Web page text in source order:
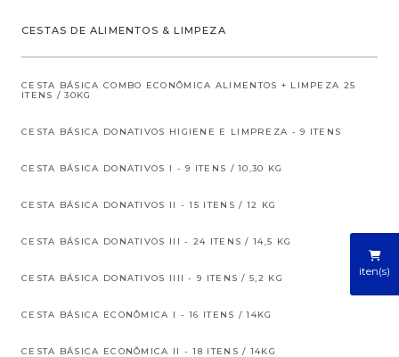
iten(s)
CESTAS DE ALIMENTOS & LIMPEZA
CESTA BÁSICA COMBO ECONÔMICA ALIMENTOS + LIMPEZA 25
ITENS / 30KG
CESTA BÁSICA DONATIVOS HIGIENE E LIMPREZA - 9 ITENS
CESTA BÁSICA DONATIVOS I - 9 ITENS / 10,30 KG
CESTA BÁSICA DONATIVOS II - 15 ITENS / 12 KG
CESTA BÁSICA DONATIVOS III - 24 ITENS / 14,5 KG
CESTA BÁSICA DONATIVOS IIII - 9 ITENS / 5,2 KG
CESTA BÁSICA ECONÔMICA I - 16 ITENS / 14KG
CESTA BÁSICA ECONÔMICA II - 18 ITENS / 14KG